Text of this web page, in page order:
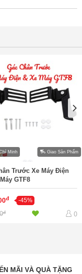
Minh Giao Sản Phẩm
Trước Xe Máy Điện
GTF8
đ -45%
đ 0
MÃI VÀ QUÀ TẶNG